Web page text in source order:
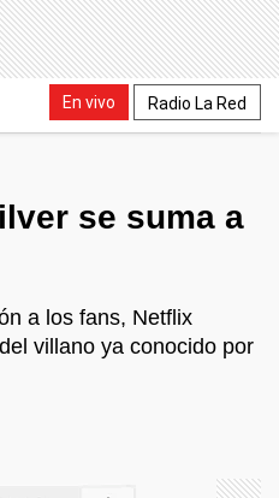
En vivo Radio La Red
se suma a
a los fans, Netflix
villano ya conocido por